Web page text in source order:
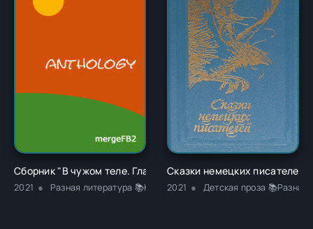
Сборник "В чужом теле. Глава 1" - Ричард Карл Лаймон
2021 Разная литература 📚Классика
Сказки немецких писателей
2021 Детская проза 📚Разная